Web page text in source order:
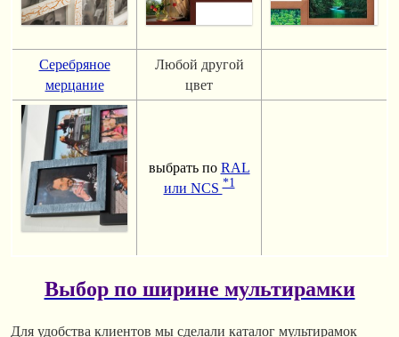
Серебряное
мерцание
Любой другой
цвет
выбрать по RAL
или NCS*1
Выбор по ширине мультирамки
Для удобства клиентов мы сделали каталог мультирамок